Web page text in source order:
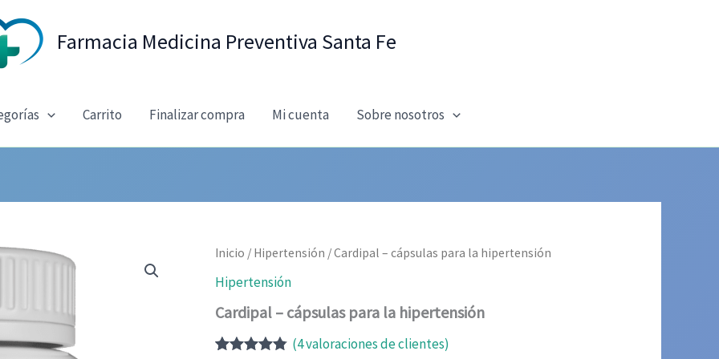
Farmacia Medicina Preventiva Santa Fe
Carrito Finalizar compra Mi cuenta Sobre nosotros
Inicio / Hipertensión / Cardipal – cápsulas para la hipertensión
Hipertensión
Cardipal – cápsulas para la hipertensión
(4valoraciones de clientes)